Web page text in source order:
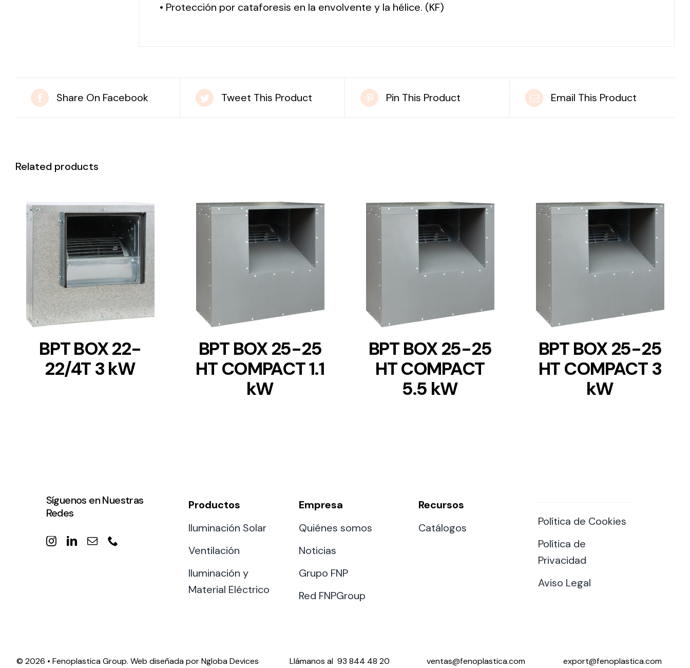
• Protección por cataforesis en la envolvente y la hélice. (KF)
Share On Facebook Tweet This Product Pin This Product Email This Product
Related products
DETAILS
BPT BOX 22-
22/4T 3 kW
DETAILS
BPT BOX 25-25
HT COMPACT 1.1
kW
DETAILS
BPT BOX 25-25
HT COMPACT
5.5 kW
DETAILS
BPT BOX 25-25
HT COMPACT 3
kW
Síguenos en Nuestras
Redes
Productos
Iluminación Solar
Ventilación
Iluminación y
Material Eléctrico
Empresa
Quiénes somos
Noticias
Grupo FNP
Red FNPGroup
Recursos
Catálogos
Política de Cookies
Política de
Privacidad
Aviso Legal
© 2026 • Fenoplastica Group. Web diseñada porNgloba Devices Llámanos al93 844 48 20 ventas@fenoplastica.com export@fenoplastica.com